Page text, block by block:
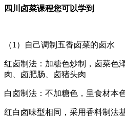
四川卤菜课程您可以学到
（1）自己调制五香卤菜的卤水
红卤制法：加糖色炒制，卤菜色
肉、卤肥肠、卤猪头肉
白卤制法：不加糖色，呈食材本
红白卤味型相同，采用香料制法